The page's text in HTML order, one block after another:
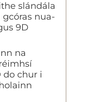
slándála
nua-
9D
na
do chur i